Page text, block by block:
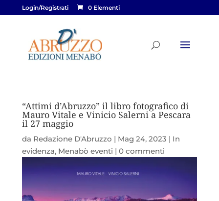
Login/Registrati 0 Elementi
“Attimi d’Abruzzo” il libro fotografico di
Mauro Vitale e Vinicio Salerni a Pescara
il 27 maggio
da Redazione D'Abruzzo | Mag 24, 2023 | In
evidenza, Menabò eventi | 0 commenti